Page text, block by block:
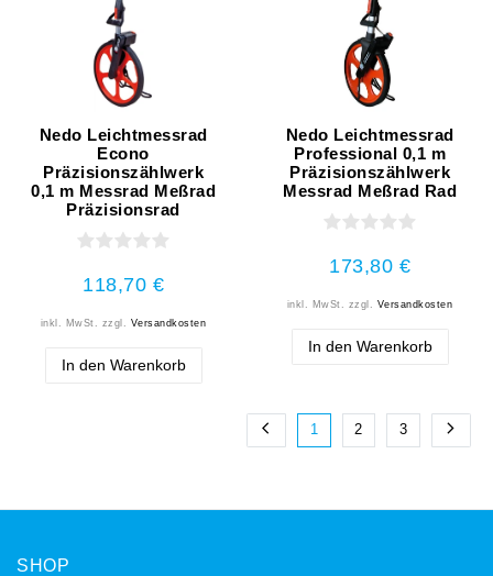
Nedo Leichtmessrad
Econo
Präzisionszählwerk
0,1 m Messrad Meßrad
Präzisionsrad
118,70 €
inkl. MwSt. zzgl. Versandkosten
In den Warenkorb
Nedo Leichtmessrad
Professional 0,1 m
Präzisionszählwerk
Messrad Meßrad Rad
173,80 €
inkl. MwSt. zzgl. Versandkosten
In den Warenkorb
1 2 3
SHOP